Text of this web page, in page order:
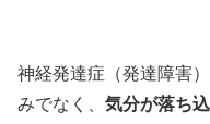
神経発達症（発達障害
みでなく、 気分が落ち